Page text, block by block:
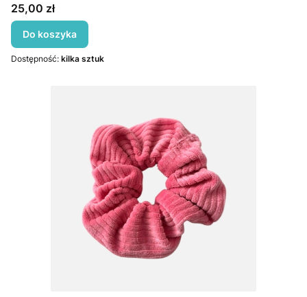
Cena
25,00 zł
Do koszyka
Dostępność: kilka sztuk